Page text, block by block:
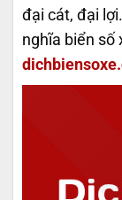
đại cát, đại
nghĩa biển số